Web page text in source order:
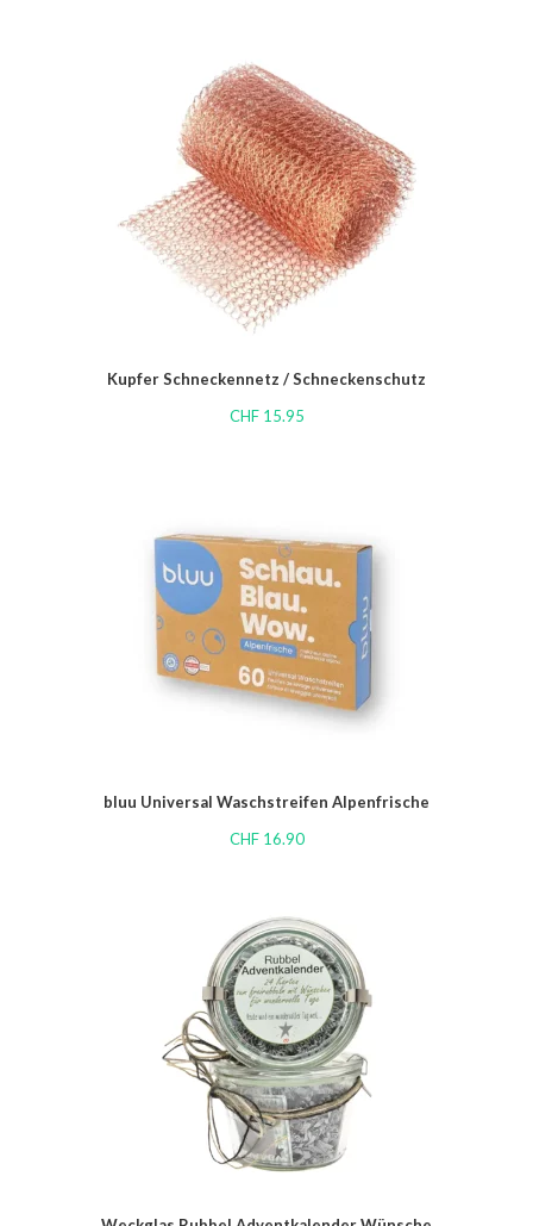
Kupfer Schneckennetz / Schneckenschutz
CHF15.95
bluu Universal Waschstreifen Alpenfrische
CHF16.90